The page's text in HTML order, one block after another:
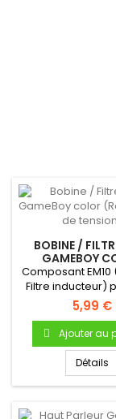
BOBINE /
GAMEBOY
Composant
Filtre inducteur)
5,99 €
Ajouter au
Détails